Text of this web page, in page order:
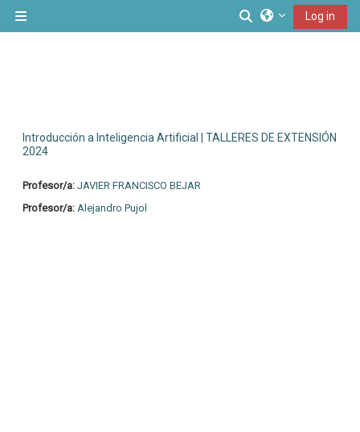
Toggle search
Log in
Introducción a Inteligencia Artificial | TALLERES DE EXTENSIÓN
2024
Profesor/a: JAVIER FRANCISCO BEJAR
Profesor/a: Alejandro Pujol